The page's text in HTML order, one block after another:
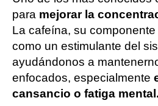
para mejorar la
La cafeína, su
como un estimulante del
ayudándonos a
enfocados, especialmente
cansancio o fatiga mental.